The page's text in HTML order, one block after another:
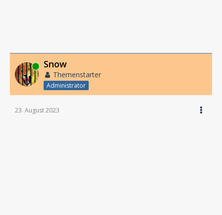
Online Snow
Themenstarter
Administrator
23. August 2023